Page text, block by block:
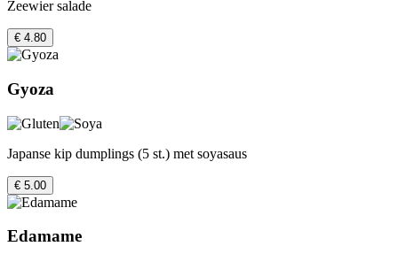
Zeewier salade
€ 4.80
Gyoza
Japanse kip dumplings (5 st.) met soyasaus
€ 5.00
Edamame